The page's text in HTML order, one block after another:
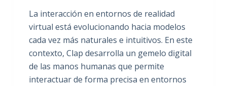
La interacción en entornos de realidad
virtual está evolucionando hacia modelos
cada vez más naturales e intuitivos. En este
contexto, Clap desarrolla un gemelo digital
de las manos humanas que permite
interactuar de forma precisa en entornos